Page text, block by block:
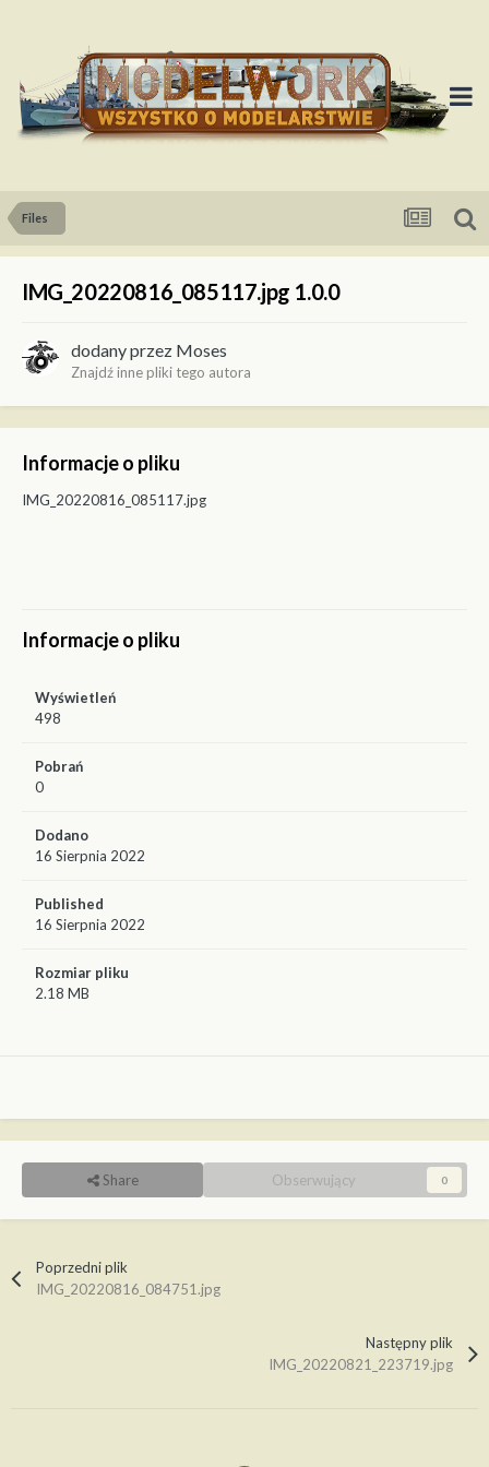
Files
IMG_20220816_085117.jpg 1.0.0
dodany przez Moses
Znajdź inne pliki tego autora
Informacje o pliku
IMG_20220816_085117.jpg
Informacje o pliku
Wyświetleń
498
Pobrań
0
Dodano
16 Sierpnia 2022
Published
16 Sierpnia 2022
Rozmiar pliku
2.18 MB
Share Obserwujący 0
Poprzedni plik
IMG_20220816_084751.jpg
Następny plik
IMG_20220821_223719.jpg